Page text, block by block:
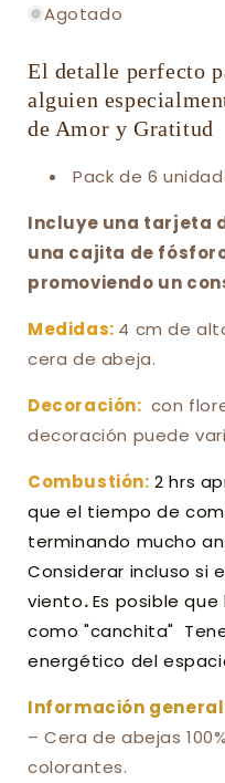
forma
corazones
Agotado
El detalle perfecto
alguien
de Amor y Gratitud
Pack de 6
Incluye una tarjeta
una cajita de
promoviendo un
Medidas: 4 cm de
cera de abeja.
Decoración: con
decoración puede
Combustión: 2 hrs
que el tiempo de
terminando mucho
Considerar incluso si
viento.Es posible
como "canchita"
energético del
Información
– Cera de abejas
colorantes.